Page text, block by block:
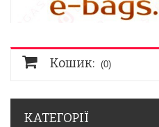
Кошик: (0)
КАТЕГОРІЇ